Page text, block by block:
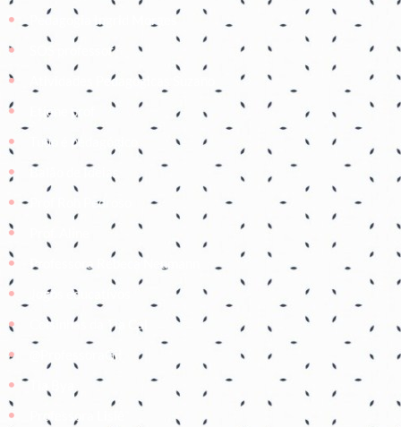
Pedagogia Ingrid Moraes
SOS professor
Atividades Pedagógicas Suzano
Etiene prof
Tudo é pedagógico
Balão de Ideias
Prof Roh Pedroso
Professora Rebeca Neumann
Jogos educativos
Coisinhas da Tia Cal
@ProfessoraGii
Professora Lisiê